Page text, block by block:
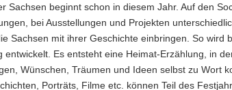
Sachsen beginnt schon in diesem Jahr. Auf den
bei Ausstellungen und Projekten
Sachsen mit ihrer Geschichte einbringen. So wird
Es entsteht eine Heimat-Erzählung, in
Wünschen, Träumen und Ideen selbst zu Wort
Porträts, Filme etc. können Teil des